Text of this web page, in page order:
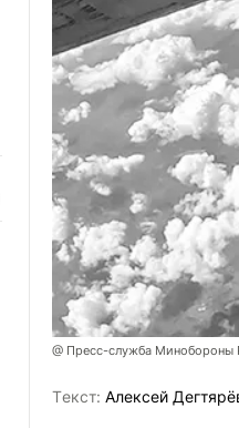
@ Пресс-служба
Tекст: Алексей